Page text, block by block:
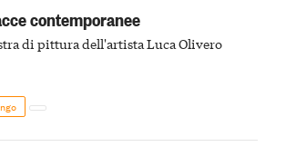
contemporanee
di pittura dell'artista Luca Olivero